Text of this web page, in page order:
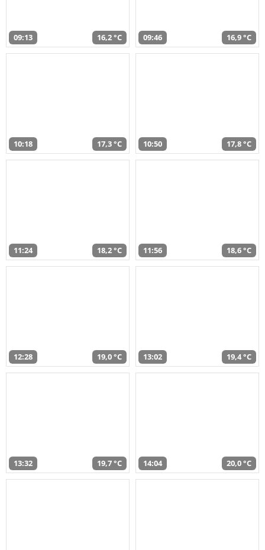
09:13 16,2 °C 09:46 16,9 °C
10:18 17,3 °C 10:50 17,8 °C
11:24 18,2 °C 11:56 18,6 °C
12:28 19,0 °C 13:02 19,4 °C
13:32 19,7 °C 14:04 20,0 °C